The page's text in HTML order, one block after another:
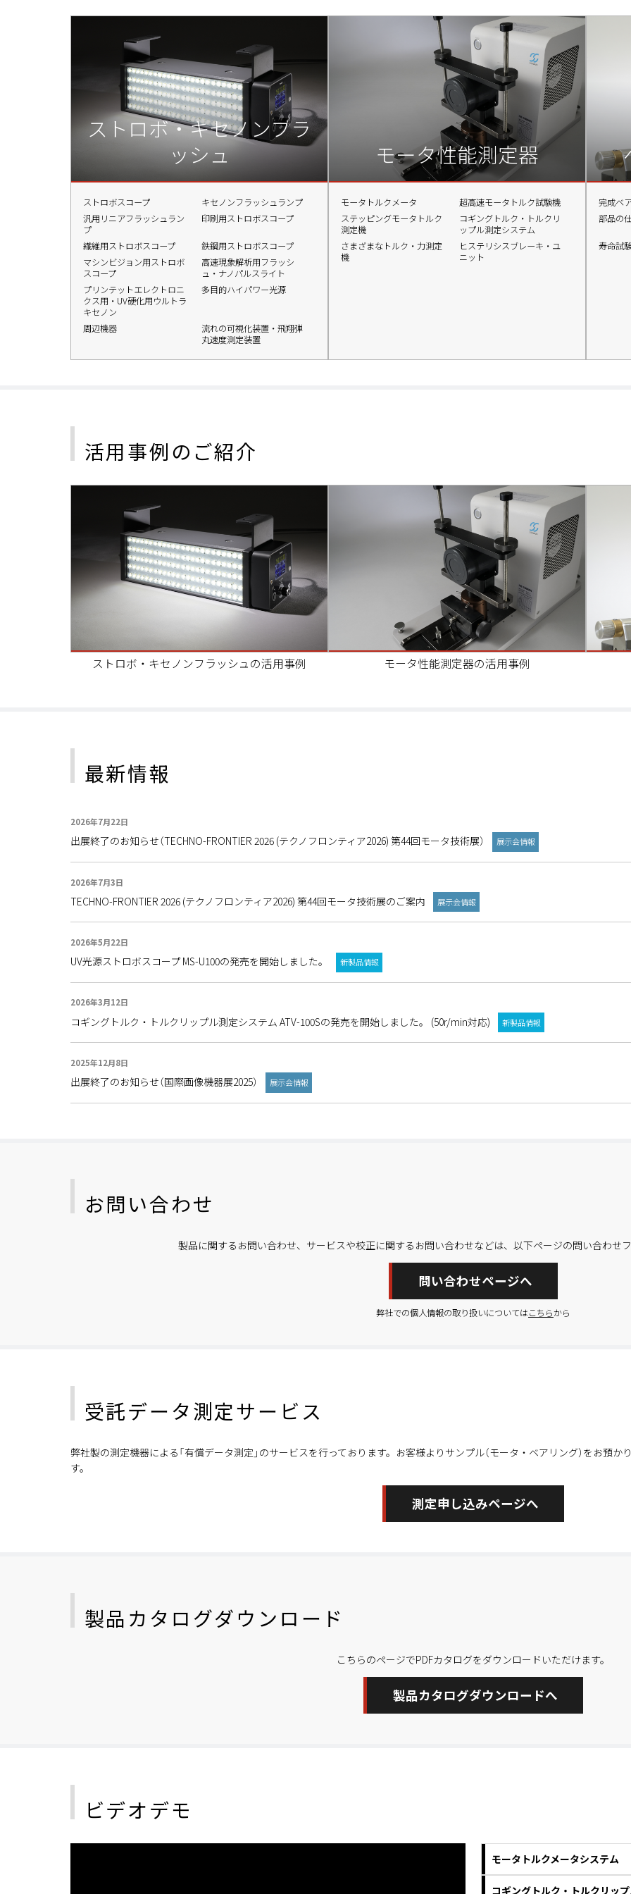
ストロボ・キセノンフラ
ッシュ
ストロボスコープ
キセノンフラッシュランプ
汎用リニアフラッシュラン
プ
印刷用ストロボスコープ
繊維用ストロボスコープ
鉄鋼用ストロボスコープ
マシンビジョン用ストロボ
スコープ
高速現象解析用フラッシ
ュ・ナノパルスライト
プリンテットエレクトロニ
クス用・UV硬化用ウルトラ
キセノン
多目的ハイパワー光源
周辺機器
流れの可視化装置・飛翔弾
丸速度測定装置
モータ性能測定器
モータトルクメータ
超高速モータトルク試験機
ステッピングモータトルク
測定機
コギングトルク・トルクリ
ップル測定システム
さまざまなトルク・力測定
機
ヒステリシスブレーキ・ユ
ニット
完成ベ
部品の
寿命試
活用事例のご紹介
ストロボ・キセノンフラッシュの活用事例 モータ性能測定器の活用事例
最新情報
2026年7月22日
出展終了のお知らせ（TECHNO-FRONTIER 2026 (テクノフロンティア2026) 第44回モータ技術展） 展示会情報
2026年7月3日
TECHNO-FRONTIER 2026 (テクノフロンティア2026) 第44回モータ技術展のご案内 展示会情報
2026年5月22日
UV光源ストロボスコープ MS-U100の発売を開始しました。 新製品情報
2026年3月12日
コギングトルク・トルクリップル測定システム ATV-100Sの発売を開始しました。 (50r/min対応) 新製品情報
2025年12月8日
出展終了のお知らせ（国際画像機器展2025） 展示会情報
お問い合わせ
製品に関するお問い合わせ、サービスや校正に関するお問い合わせなどは、以下ページの問い合わせ
問い合わせページへ
弊社での個人情報の取り扱いについてはこちらから
受託データ測定サービス
弊社製の測定機器による「有償データ測定」のサービスを行っております。お客様よりサンプル（モータ・ベアリング）をお預
す。
測定申し込みページへ
製品カタログダウンロード
こちらのページでPDFカタログをダウンロードいただけます。
製品カタログダウンロードへ
ビデオデモ
モータトルクメータシステム
コギングトルク・トルクリッ